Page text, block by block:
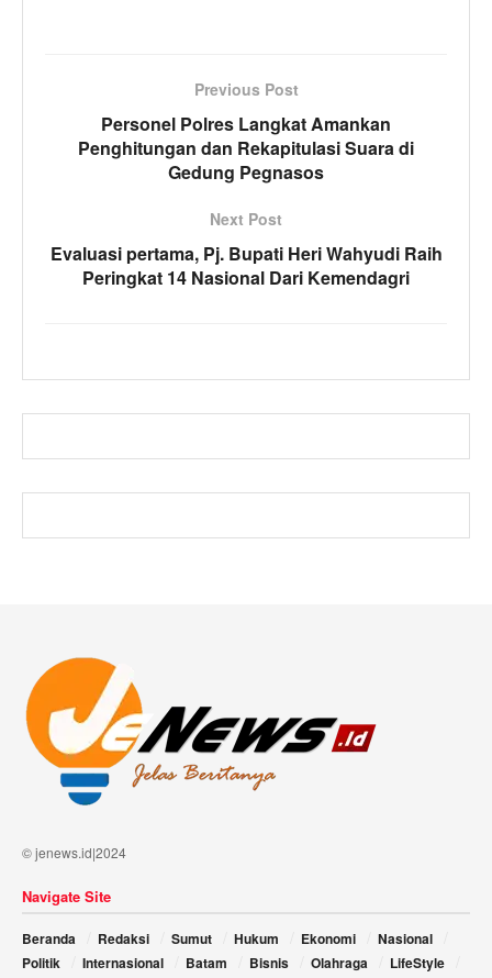
Previous Post
Personel Polres Langkat Amankan
Penghitungan dan Rekapitulasi Suara di
Gedung Pegnasos
Next Post
Evaluasi pertama, Pj. Bupati Heri Wahyudi Raih
Peringkat 14 Nasional Dari Kemendagri
© jenews.id|2024
Navigate Site
Beranda Redaksi Sumut Hukum Ekonomi
Nasional
Politik
Internasional Batam Bisnis Olahraga
LifeStyle